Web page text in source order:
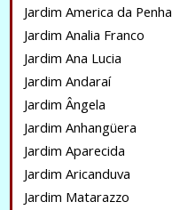
Jardim America da Penha
Jardim Analia Franco
Jardim Ana Lucia
Jardim Andaraí
Jardim Ângela
Jardim Anhangüera
Jardim Aparecida
Jardim Aricanduva
Jardim Matarazzo